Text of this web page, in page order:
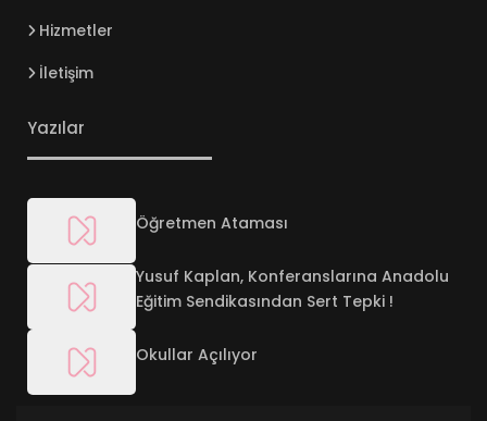
Hizmetler
İletişim
Yazılar
Öğretmen Ataması
Yusuf Kaplan, Konferanslarına Anadolu
Eğitim Sendikasından Sert Tepki !
Okullar Açılıyor